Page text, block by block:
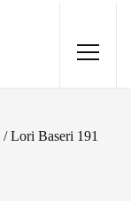
/ Lori Baseri 191